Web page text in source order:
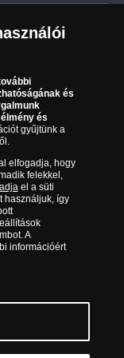
9.00 és 17.00
között)
Cégjegyzékszám: 01-09-
Kereskedelmi
és
és
gyűjtünk a
elfogadja, hogy
felekkel,
el a süti
használjuk, így
A
információért